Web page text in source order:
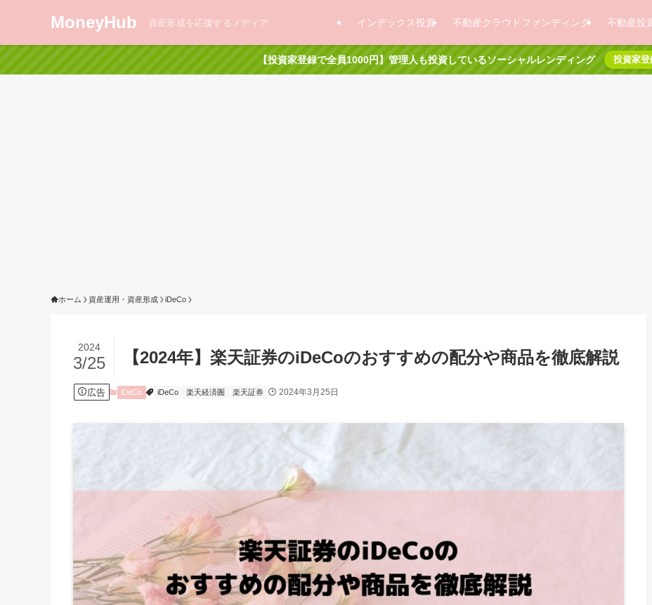
MoneyHub 資産形成を応援するメディア インデックス投資 不動産クラウドファンディング 不動産投
【投資家登録で全員1000円】管理人も投資しているソーシャルレンディング 投資家登
ホーム 資産運用・資産形成 iDeCo
【2024年】楽天証券のiDeCoのおすすめの配分や商品を徹底解説
2024
3/25
広告 iDeCo iDeCo 楽天経済圏 楽天証券 2024年3月25日